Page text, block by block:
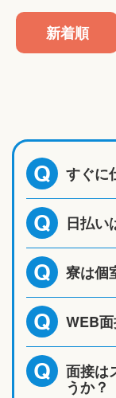
新着順
Q すぐに
Q 日払い
Q 寮は個
Q WEB
Q 面接は
うか？